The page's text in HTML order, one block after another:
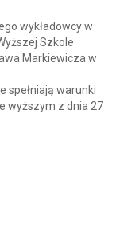
wykładowcy w
Szkole
Markiewicza w
spełniają warunki
wyższym z dnia 27